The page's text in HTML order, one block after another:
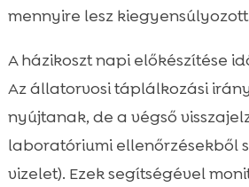
mennyire lesz
A házikoszt napi előkészítése
Az állatorvosi táplálkozási
nyújtanak, de a végső
laboratóriumi ellenőrzésekből
vizelet). Ezek segítségével